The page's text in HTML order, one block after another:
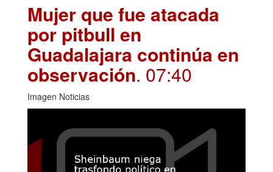
Mujer que fue atacada
por pitbull en
Guadalajara continúa en
observación. 07:40
Imagen Noticias